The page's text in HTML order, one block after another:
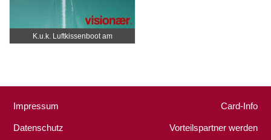
K.u.k. Luftkissenboot am
Impressum
Datenschutz
Card-Info
Vorteilspartner werden